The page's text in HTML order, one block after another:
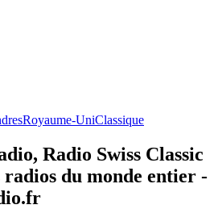
Royaume-UniClassique
Radio Swiss Classic
du monde entier -